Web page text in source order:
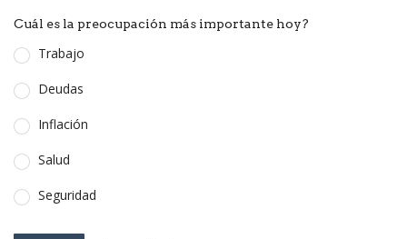
Cuál es la preocupación más importante hoy?
Trabajo
Deudas
Inflación
Salud
Seguridad